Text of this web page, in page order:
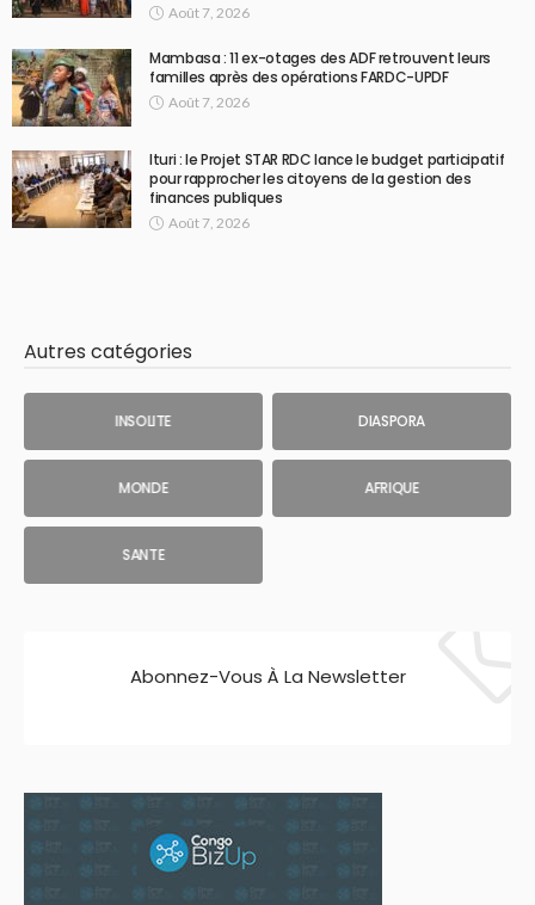
Août 7, 2026
Mambasa : 11 ex-otages des ADF retrouvent leurs
familles après des opérations FARDC-UPDF
Août 7, 2026
Ituri : le Projet STAR RDC lance le budget participatif
pour rapprocher les citoyens de la gestion des
finances publiques
Août 7, 2026
Autres catégories
INSOLITE DIASPORA
MONDE AFRIQUE
SANTE
Abonnez-Vous À La Newsletter